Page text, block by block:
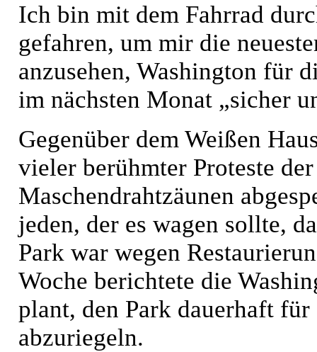
Ich bin mit dem Fahrrad
gefahren, um mir die
anzusehen, Washington für
im nächsten Monat „sicher
Gegenüber dem Weißen
vieler berühmter Proteste
Maschendrahtzäunen
jeden, der es wagen sollte,
Park war wegen
Woche berichtete die
plant, den Park dauerhaft
abzuriegeln.